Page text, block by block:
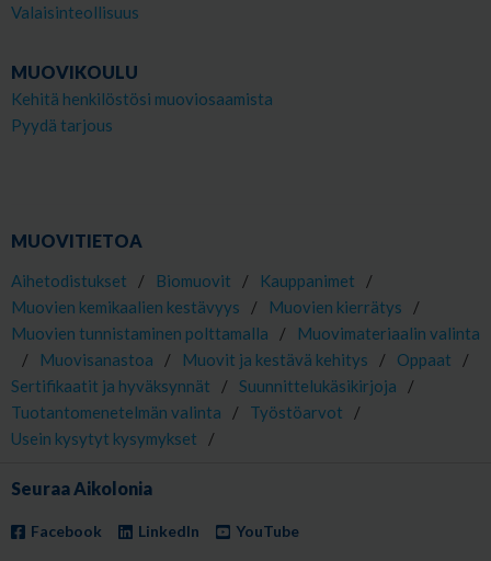
Valaisinteollisuus
MUOVIKOULU
Kehitä henkilöstösi muoviosaamista
Pyydä tarjous
MUOVITIETOA
Aihetodistukset / Biomuovit / Kauppanimet
/
Muovien kemikaalien kestävyys
/ Muovien kierrätys
/
Muovien tunnistaminen polttamalla
/
Muovimateriaalin valinta
/
Muovisanastoa / Muovit ja kestävä kehitys / Oppaat
/
Sertifikaatit ja hyväksynnät
/ Suunnittelukäsikirjoja
/
Tuotantomenetelmän valinta
/ Työstöarvot
/
Usein kysytyt kysymykset
/
Seuraa Aikolonia
Facebook LinkedIn YouTube